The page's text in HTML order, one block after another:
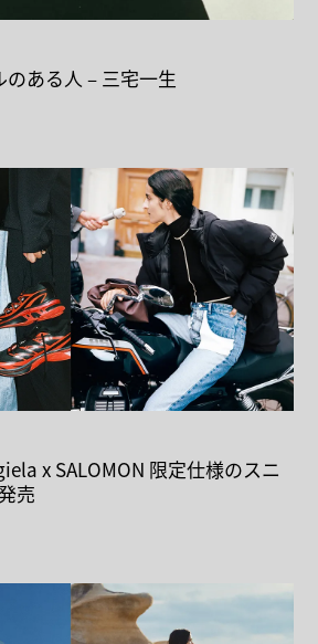
のある人 – 三宅一生
x SALOMON 限定仕様のスニ
売